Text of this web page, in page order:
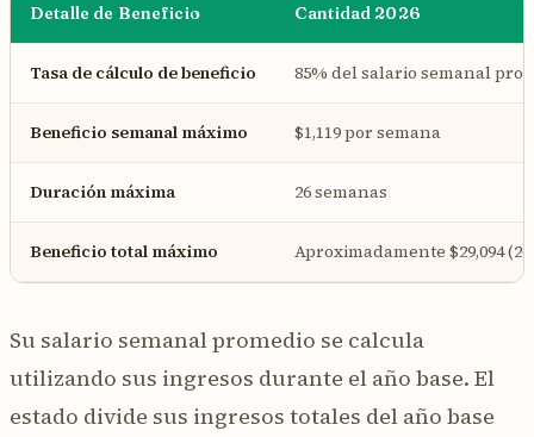
Detalle de Beneficio Cantidad 2026
Tasa de cálculo de beneficio 85% del salario semanal
Beneficio semanal máximo $1,119 por semana
Duración máxima 26 semanas
Beneficio total máximo Aproximadamente $29,094
Su salario semanal promedio se calcula
utilizando sus ingresos durante el año base. El
estado divide sus ingresos totales del año base